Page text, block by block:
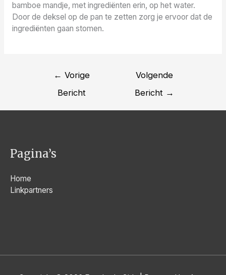
bamboe mandje, met ingrediënten erin, op het water.
Door de deksel op de pan te zetten zorg je ervoor dat de
ingrediënten gaan stomen.
Bericht
navigatie
← Vorige
Bericht
Volgende
Bericht →
Pagina’s
Home
Linkpartners